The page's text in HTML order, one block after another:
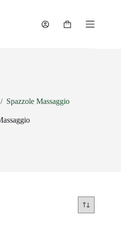
Carrello
/ Spazzole Massaggio